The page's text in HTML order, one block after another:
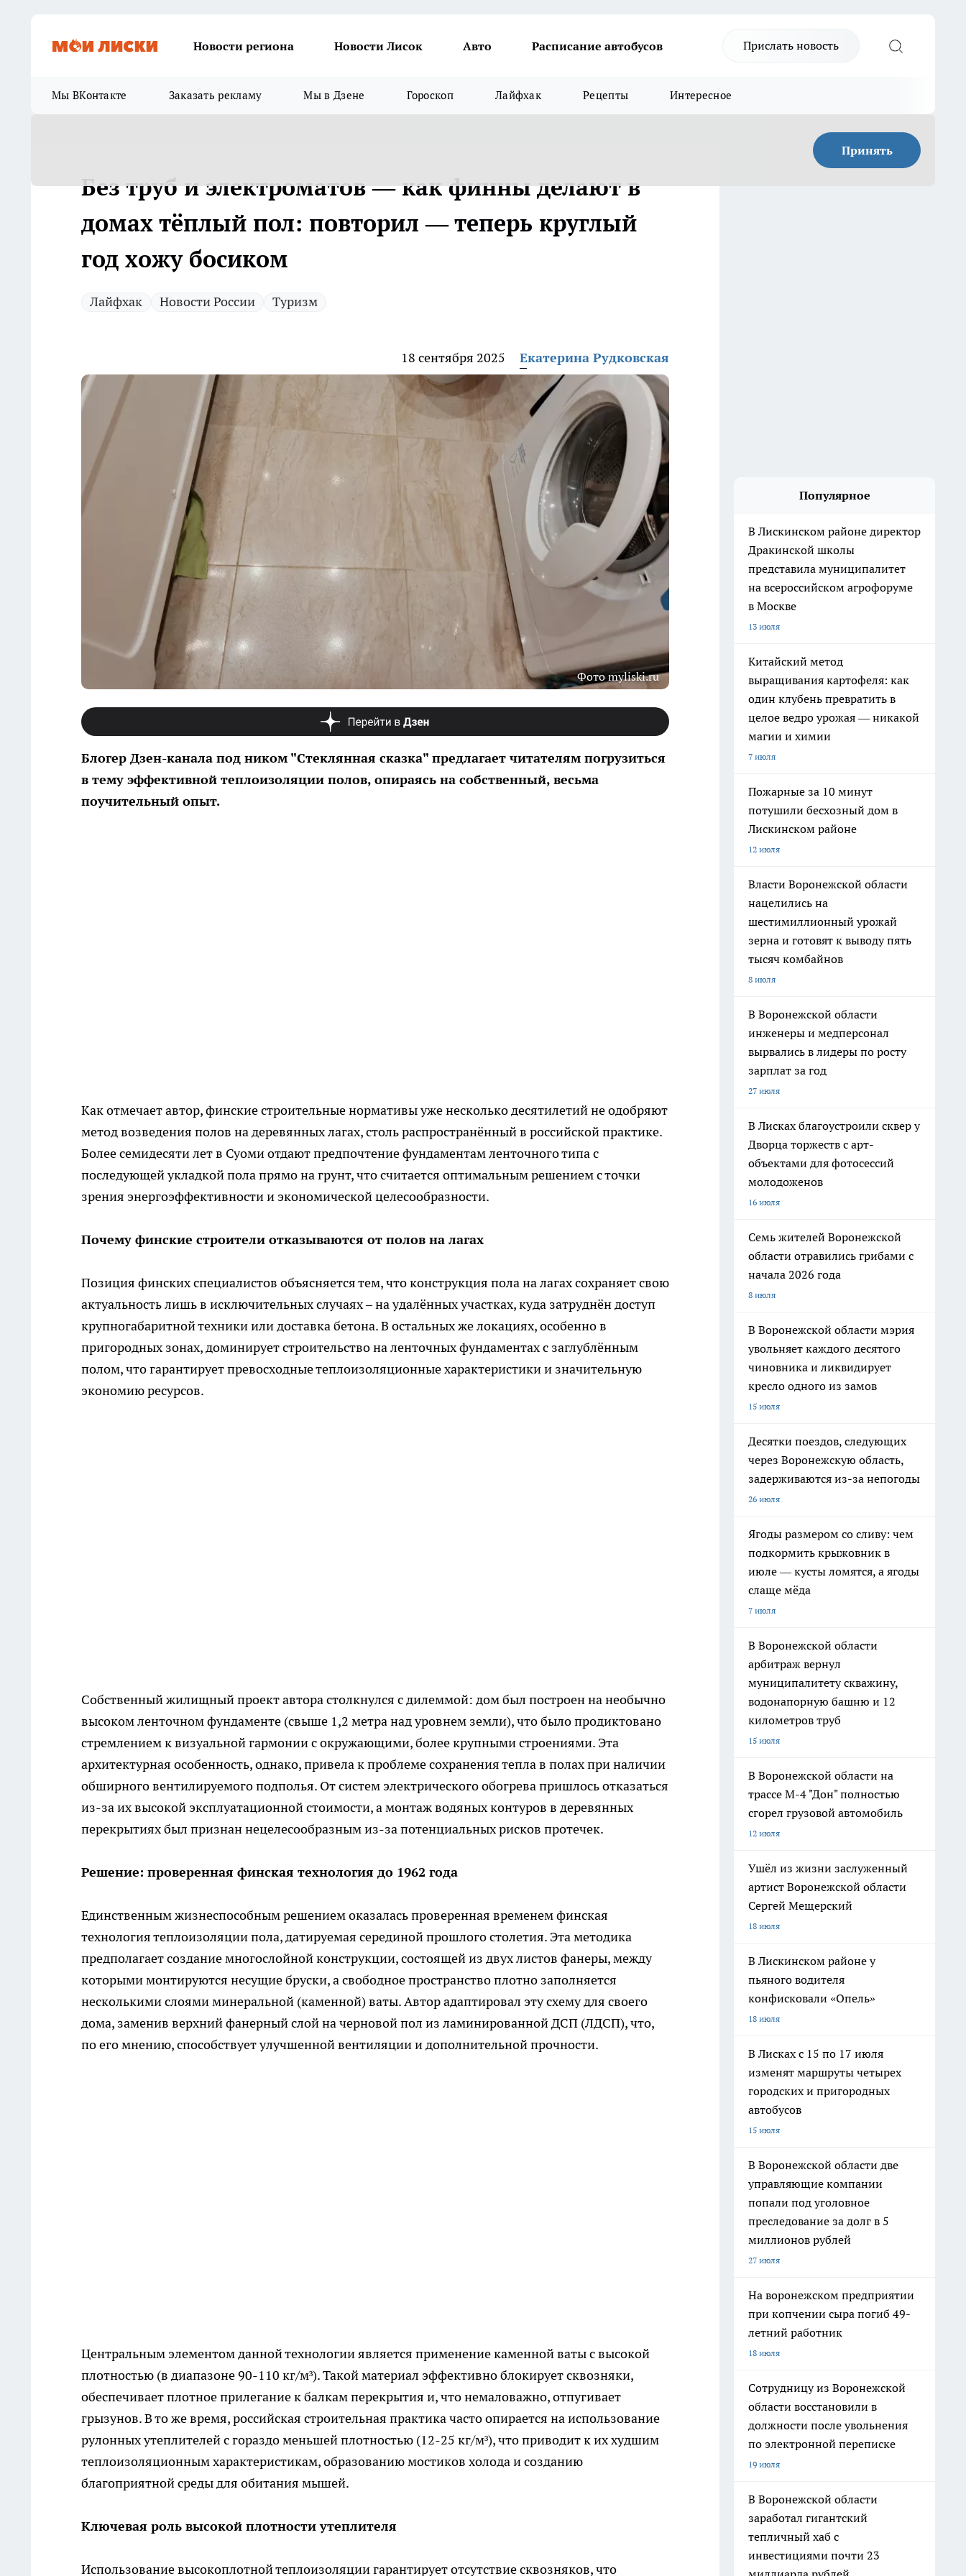
Новости региона Новости Лисок Авто Расписание автобусов Прислать новость
Мы ВКонтакте Заказать рекламу Мы в Дзене Гороскоп Лайфхак Рецепты Интересное
Принять
Без труб и электроматов — как финны делают в
домах тёплый пол: повторил — теперь круглый
год хожу босиком
Лайфхак Новости России Туризм
18 сентября 2025 Екатерина Рудковская
Фото myliski.ru
Блогер Дзен-канала под ником "Стеклянная сказка" предлагает читателям погрузиться
в тему эффективной теплоизоляции полов, опираясь на собственный, весьма
поучительный опыт.
Как отмечает автор, финские строительные нормативы уже несколько десятилетий не одобряют
метод возведения полов на деревянных лагах, столь распространённый в российской практике.
Более семидесяти лет в Суоми отдают предпочтение фундаментам ленточного типа с
последующей укладкой пола прямо на грунт, что считается оптимальным решением с точки
зрения энергоэффективности и экономической целесообразности.
Почему финские строители отказываются от полов на лагах
Позиция финских специалистов объясняется тем, что конструкция пола на лагах сохраняет свою
актуальность лишь в исключительных случаях – на удалённых участках, куда затруднён доступ
крупногабаритной техники или доставка бетона. В остальных же локациях, особенно в
пригородных зонах, доминирует строительство на ленточных фундаментах с заглублённым
полом, что гарантирует превосходные теплоизоляционные характеристики и значительную
экономию ресурсов.
Собственный жилищный проект автора столкнулся с дилеммой: дом был построен на необычно
высоком ленточном фундаменте (свыше 1,2 метра над уровнем земли), что было продиктовано
стремлением к визуальной гармонии с окружающими, более крупными строениями. Эта
архитектурная особенность, однако, привела к проблеме сохранения тепла в полах при наличии
обширного вентилируемого подполья. От систем электрического обогрева пришлось отказаться
из-за их высокой эксплуатационной стоимости, а монтаж водяных контуров в деревянных
перекрытиях был признан нецелесообразным из-за потенциальных рисков протечек.
Решение: проверенная финская технология до 1962 года
Единственным жизнеспособным решением оказалась проверенная временем финская
технология теплоизоляции пола, датируемая серединой прошлого столетия. Эта методика
предполагает создание многослойной конструкции, состоящей из двух листов фанеры, между
которыми монтируются несущие бруски, а свободное пространство плотно заполняется
несколькими слоями минеральной (каменной) ваты. Автор адаптировал эту схему для своего
дома, заменив верхний фанерный слой на черновой пол из ламинированной ДСП (ЛДСП), что,
по его мнению, способствует улучшенной вентиляции и дополнительной прочности.
Центральным элементом данной технологии является применение каменной ваты с высокой
плотностью (в диапазоне 90-110 кг/м³). Такой материал эффективно блокирует сквозняки,
обеспечивает плотное прилегание к балкам перекрытия и, что немаловажно, отпугивает
грызунов. В то же время, российская строительная практика часто опирается на использование
рулонных утеплителей с гораздо меньшей плотностью (12-25 кг/м³), что приводит к их худшим
теплоизоляционным характеристикам, образованию мостиков холода и созданию
благоприятной среды для обитания мышей.
Ключевая роль высокой плотности утеплителя
Использование высокоплотной теплоизоляции гарантирует отсутствие сквозняков, что
Популярное
В Лискинском районе директор
Дракинской школы
представила муниципалитет
на всероссийском агрофоруме
в Москве
13 июля
Китайский метод
выращивания картофеля: как
один клубень превратить в
целое ведро урожая — никакой
магии и химии
7 июля
Пожарные за 10 минут
потушили бесхозный дом в
Лискинском районе
12 июля
Власти Воронежской области
нацелились на
шестимиллионный урожай
зерна и готовят к выводу пять
тысяч комбайнов
8 июля
В Воронежской области
инженеры и медперсонал
вырвались в лидеры по росту
зарплат за год
27 июля
В Лисках благоустроили сквер у
Дворца торжеств с арт-
объектами для фотосессий
молодоженов
16 июля
Семь жителей Воронежской
области отравились грибами с
начала 2026 года
8 июля
В Воронежской области мэрия
увольняет каждого десятого
чиновника и ликвидирует
кресло одного из замов
15 июля
Десятки поездов, следующих
через Воронежскую область,
задерживаются из-за непогоды
26 июля
Ягоды размером со сливу: чем
подкормить крыжовник в
июле — кусты ломятся, а ягоды
слаще мёда
7 июля
В Воронежской области
арбитраж вернул
муниципалитету скважину,
водонапорную башню и 12
километров труб
15 июля
В Воронежской области на
трассе М-4 "Дон" полностью
сгорел грузовой автомобиль
12 июля
Ушёл из жизни заслуженный
артист Воронежской области
Сергей Мещерский
18 июля
В Лискинском районе у
пьяного водителя
конфисковали «Опель»
18 июля
В Лисках с 15 по 17 июля
изменят маршруты четырех
городских и пригородных
автобусов
15 июля
В Воронежской области две
управляющие компании
попали под уголовное
преследование за долг в 5
миллионов рублей
27 июля
На воронежском предприятии
при копчении сыра погиб 49-
летний работник
18 июля
Сотрудницу из Воронежской
области восстановили в
должности после увольнения
по электронной переписке
19 июля
В Воронежской области
заработал гигантский
тепличный хаб с
инвестициями почти 23